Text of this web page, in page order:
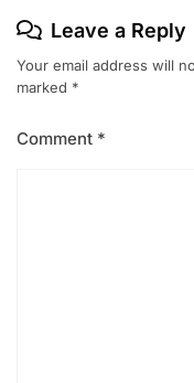
Leave a Reply
Your email address will
marked *
Comment *